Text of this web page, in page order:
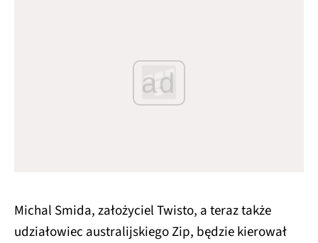
ad
Michal Smida, założyciel Twisto, a teraz także
udziałowiec australijskiego Zip, będzie kierował